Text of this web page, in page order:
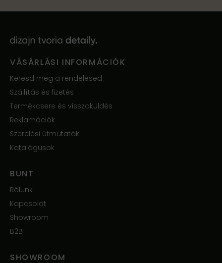
VÁSÁRLÁSI INFORMÁCIÓK
Keresd meg a rendelésed
Szállítás és fizetés
Termékcsere és visszaküldés
Reklamációk
Szerelési útmutatók
Katalógusok
BUNT
Rólunk
Kapcsolat
Showroom
B2B
SHOWROOM